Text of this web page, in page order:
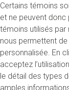
JE FAIS MON
À la
RÉPARTITION
Chaire
Certains témoins
et ne peuvent
témoins utilisés
nous permettent
personnalisée. En
acceptez
le détail des types
amples